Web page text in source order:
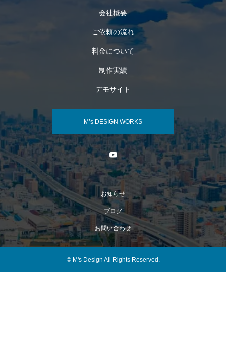
会社概要
ご依頼の流れ
料金について
制作実績
デモサイト
M’s DESIGN WORKS
お知らせ
ブログ
お問い合わせ
© M's Design All Rights Reserved.